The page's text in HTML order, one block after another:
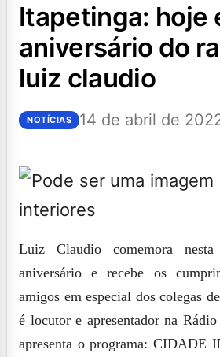
itapetinga: hoje é o
aniversário do
luiz claudio
NOTÍCIAS 14 de abril de
Luiz Claudiocomemora
aniversário e recebe os
amigos em especial dos colegas
é locutor e apresentador na
apresenta o programa: CIDADE